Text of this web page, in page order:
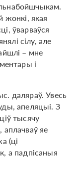
жонкі, якая
ўварваўся
сілу, але
– мне
і
даляраў. Увесь
апеляцыі. З
тысячу
аплачваў яе
(ці
а падпісаныя